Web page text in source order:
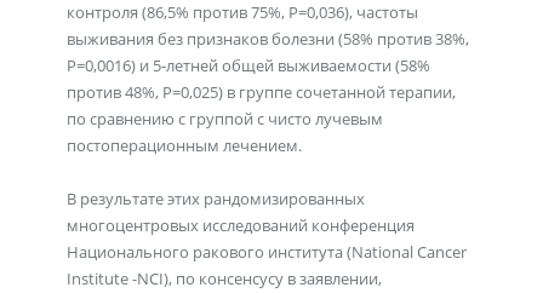
контроля (86,5% против 75%, Р=0,036), частоты
выживания без признаков болезни (58% против 38%,
Р=0,0016) и 5-летней общей выживаемости (58%
против 48%, Р=0,025) в группе сочетанной терапии,
по сравнению с группой с чисто лучевым
постоперационным лечением.
В результате этих рандомизированных
многоцентровых исследований конференция
Национального ракового института (National Cancer
Institute -NCI), по консенсусу в заявлении,